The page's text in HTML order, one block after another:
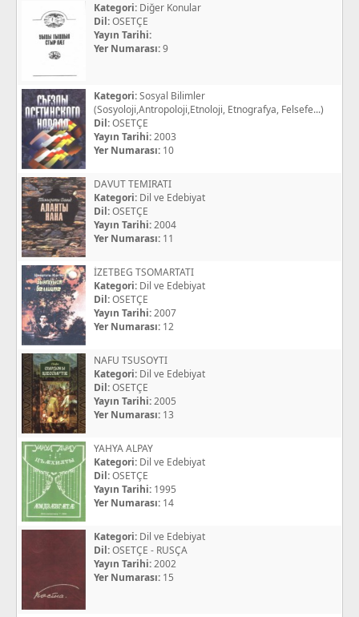
Kategori: Diğer Konular
Dil:OSETÇE
Yayın Tarihi:
Yer Numarası:9
Kategori:Sosyal Bilimler
(Sosyoloji,Antropoloji,Etnoloji, Etnografya, Felsefe...)
Dil:OSETÇE
Yayın Tarihi:2003
Yer Numarası: 10
DAVUT TEMIRATI
Kategori: Dil ve Edebiyat
Dil:OSETÇE
Yayın Tarihi:2004
Yer Numarası: 11
İZETBEG TSOMARTATI
Kategori: Dil ve Edebiyat
Dil:OSETÇE
Yayın Tarihi:2007
Yer Numarası: 12
NAFU TSUSOYTI
Kategori: Dil ve Edebiyat
Dil:OSETÇE
Yayın Tarihi:2005
Yer Numarası: 13
YAHYA ALPAY
Kategori: Dil ve Edebiyat
Dil:OSETÇE
Yayın Tarihi: 1995
Yer Numarası: 14
Kategori: Dil ve Edebiyat
Dil:OSETÇE - RUSÇA
Yayın Tarihi:2002
Yer Numarası: 15